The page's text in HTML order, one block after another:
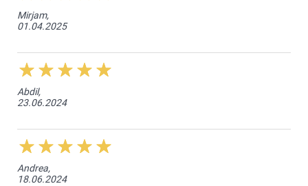
Mirjam,
01.04.2025
Abdil,
23.06.2024
Andrea,
18.06.2024